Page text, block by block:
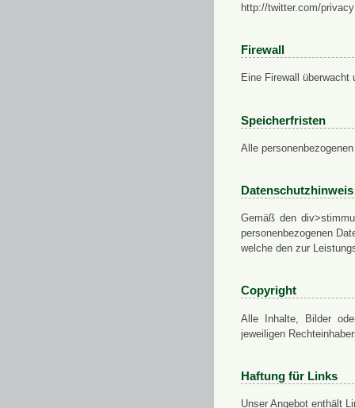
http://twitter.com/privacy
Firewall
Eine Firewall
Speicherfristen
Alle
Datenschutzhinweis
Gemäß den
personenbezogenen
welche den zur
Copyright
Alle Inhalte, Bilder
jeweiligen
Haftung für Links
Unser Angebot enthält